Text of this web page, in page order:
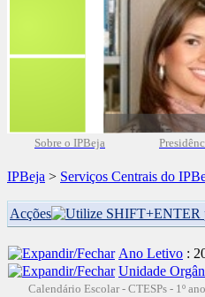
Sobre o IPBeja
IPBeja > Serviços Centrais do
Acções
Ano Letivo :
Unidade
Calendário Escolar - CTESPs - 1º ano